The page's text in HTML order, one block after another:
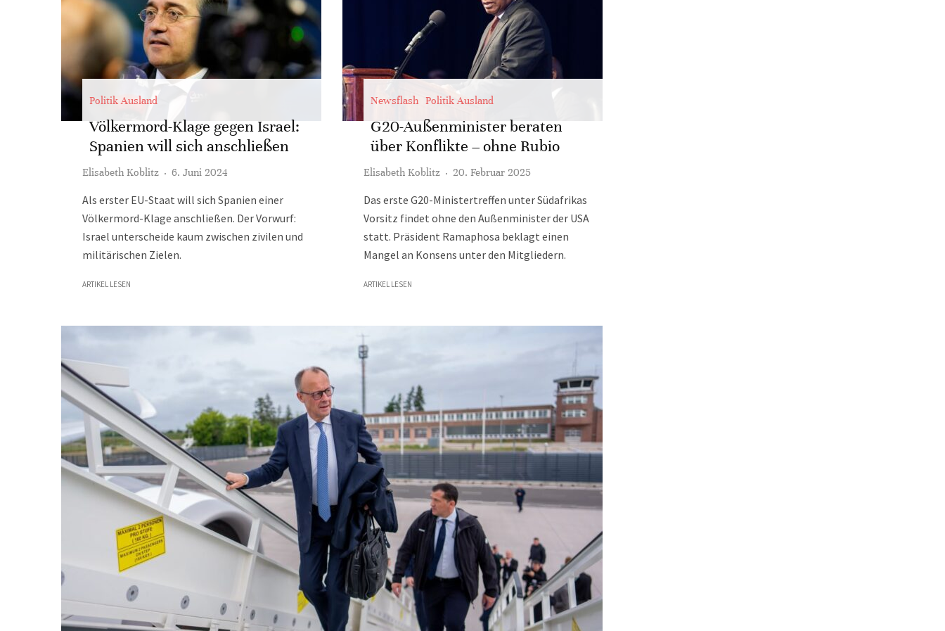
Politik Ausland
Völkermord-Klage gegen Israel:
Spanien will sich anschließen
Elisabeth Koblitz · 6. Juni 2024
Als erster EU-Staat will sich Spanien einer
Völkermord-Klage anschließen. Der Vorwurf:
Israel unterscheide kaum zwischen zivilen und
militärischen Zielen.
ARTIKEL LESEN
Newsflash Politik Ausland
G20-Außenminister beraten
über Konflikte – ohne Rubio
Elisabeth Koblitz · 20. Februar 2025
Das erste G20-Ministertreffen unter Südafrikas
Vorsitz findet ohne den Außenminister der USA
statt. Präsident Ramaphosa beklagt einen
Mangel an Konsens unter den Mitgliedern.
ARTIKEL LESEN